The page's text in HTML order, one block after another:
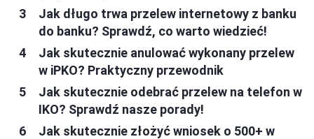
Jak długo trwa przelew internetowy z banku
do banku? Sprawdź, co warto wiedzieć!
Jak skutecznie anulować wykonany przelew
w iPKO? Praktyczny przewodnik
Jak skutecznie odebrać przelew na telefon w
IKO? Sprawdź nasze porady!
Jak skutecznie złożyć wniosek o 500+ w